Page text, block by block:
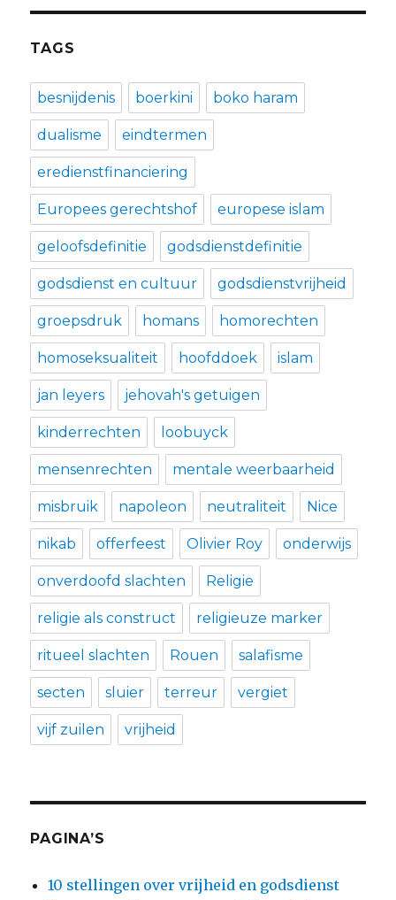
TAGS
besnijdenis boerkini boko haram
dualisme eindtermen
eredienstfinanciering
Europees gerechtshof europese islam
geloofsdefinitie godsdienstdefinitie
godsdienst en cultuur godsdienstvrijheid
groepsdruk homans homorechten
homoseksualiteit hoofddoek islam
jan leyers jehovah's getuigen
kinderrechten loobuyck
mensenrechten mentale weerbaarheid
misbruik napoleon neutraliteit Nice
nikab offerfeest Olivier Roy onderwijs
onverdoofd slachten Religie
religie als construct religieuze marker
ritueel slachten Rouen salafisme
secten sluier terreur vergiet
vijf zuilen vrijheid
PAGINA’S
10 stellingen over vrijheid en godsdienst